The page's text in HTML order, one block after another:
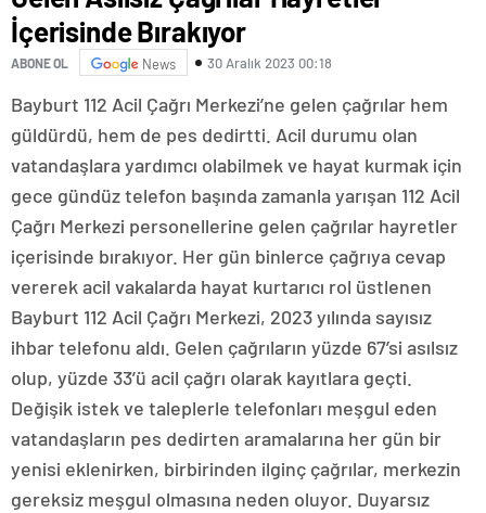
İçerisinde Bırakıyor
ABONE OL News 30 Aralık 2023 00:18
Bayburt 112 Acil Çağrı Merkezi’ne gelen çağrılar hem
güldürdü, hem de pes dedirtti. Acil durumu olan
vatandaşlara yardımcı olabilmek ve hayat kurmak için
gece gündüz telefon başında zamanla yarışan 112 Acil
Çağrı Merkezi personellerine gelen çağrılar hayretler
içerisinde bırakıyor. Her gün binlerce çağrıya cevap
vererek acil vakalarda hayat kurtarıcı rol üstlenen
Bayburt 112 Acil Çağrı Merkezi, 2023 yılında sayısız
ihbar telefonu aldı. Gelen çağrıların yüzde 67’si asılsız
olup, yüzde 33’ü acil çağrı olarak kayıtlara geçti.
Değişik istek ve taleplerle telefonları meşgul eden
vatandaşların pes dedirten aramalarına her gün bir
yenisi eklenirken, birbirinden ilginç çağrılar, merkezin
gereksiz meşgul olmasına neden oluyor. Duyarsız